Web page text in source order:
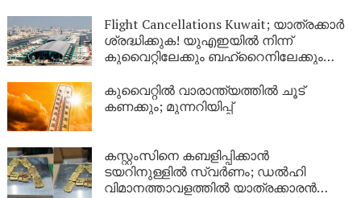
യുവാവിനായി പോലീസ് തിരച്ചിൽ
Flight Cancellations Kuwait; യാത്രക്കാർ
ശ്രദ്ധിക്കുക! യുഎഇയിൽ നിന്ന്
കുവൈറ്റിലേക്കും ബഹ്‌റൈനിലേക്കും
ഇങ്ങനെ
കുവൈറ്റിൽ വാരാന്ത്യത്തിൽ ചൂട്
കണക്കും; മുന്നറിയിപ്പ്
കസ്റ്റംസിനെ കബളിപ്പിക്കാൻ
ടയറിനുള്ളിൽ സ്വർണം; ഡൽഹി
വിമാനത്താവളത്തിൽ യാത്രക്കാരൻ